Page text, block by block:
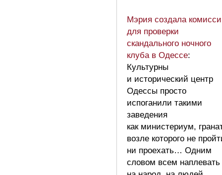
Мэрия создала
для проверки
скандального ночного
клуба в Одессе:
Культурны
и исторический центр
Одессы просто
испоганили такими
заведения
как министериум,
возле которого не
ни проехать… Одним
словом всем наплевать